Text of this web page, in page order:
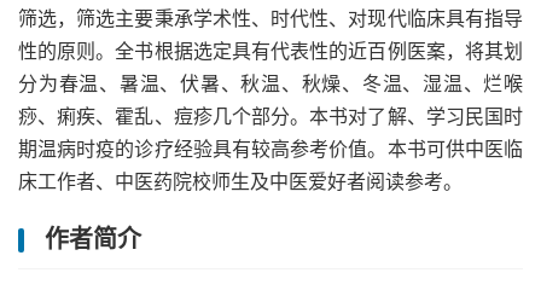
筛选，筛选主要秉承学术性、时代性、对现代临床具有指导
性的原则。全书根据选定具有代表性的近百例医案，将其划
分为春温、暑温、伏暑、秋温、秋燥、冬温、湿温、烂喉
痧、痢疾、霍乱、痘疹几个部分。本书对了解、学习民国时
期温病时疫的诊疗经验具有较高参考价值。本书可供中医临
床工作者、中医药院校师生及中医爱好者阅读参考。
作者简介